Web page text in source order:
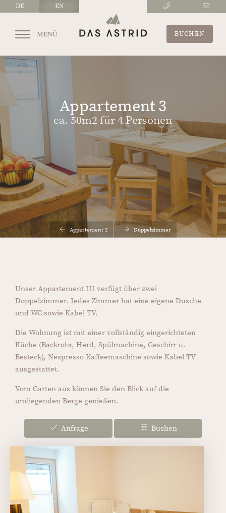
DE EN
BUCHEN
MENÜ
Appartement 2 Doppelzimmer
Appartement 3
ca. 50m2 für 4 Personen
Unser Appartement III verfügt über zwei
Doppelzimmer. Jedes Zimmer hat eine eigene Dusche
und WC sowie Kabel TV.
Die Wohnung ist mit einer vollständig eingerichteten
Küche (Backrohr, Herd, Spülmachine, Geschirr u.
Besteck), Nespresso Kaffeemaschine sowie Kabel TV
ausgestattet.
Vom Garten aus können Sie den Blick auf die
umliegenden Berge genießen.
Anfrage Buchen